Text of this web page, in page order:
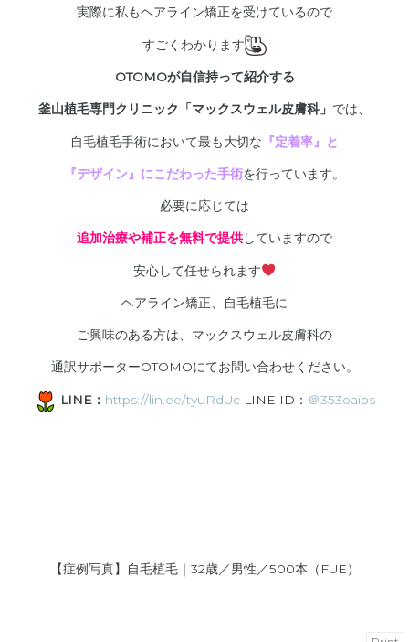
実際に私もヘアライン矯正を受けているので
すごくわかります
OTOMOが自信持って紹介する
釜山植毛専門クリニック「マックスウェル皮膚科」 では、
自毛植毛手術において最も大切な 『定着率』と
『デザイン』にこだわった手術を行っています。
必要に応じては
追加治療や補正を無料で提供していますので
安心して任せられます
ヘアライン矯正、自毛植毛に
ご興味のある方は、マックスウェル皮膚科の
通訳サポーターOTOMOにてお問い合わせください。
LINE： https://lin.ee/tyuRdUcLINE ID： ＠353oaibs
【症例写真】自毛植毛｜32歳／男性／500本（FUE）